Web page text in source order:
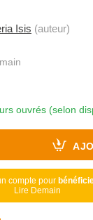
Isis (auteur)
ouvrés (selon
compte pour
Lire Demain